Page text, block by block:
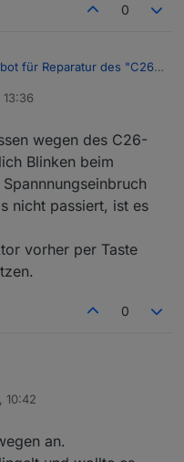
0
für Reparatur des "C26-
der Aktor denn?
allerdings teste ich
Taste und nicht an die
OK dann schicke ich dir
als Ausgleich für das
wegen des C26-
Blinken beim
nicht passiert, ist es
vorher per Taste
0
der Schalter mit Strom
Schalter blinkt die LED
10:42
an.